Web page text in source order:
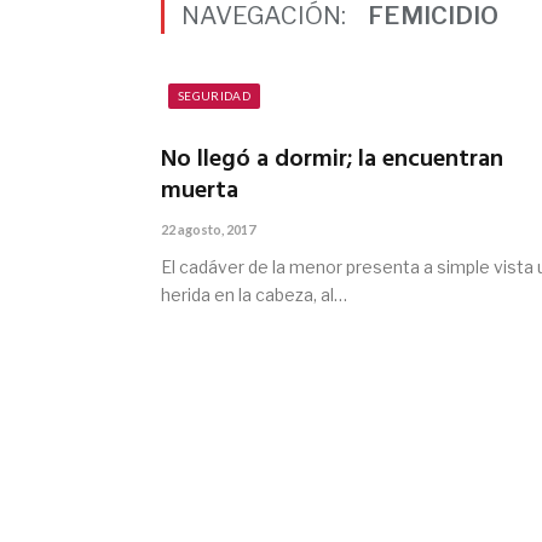
NAVEGACIÓN: FEMICIDIO
SEGURIDAD
No llegó a dormir; la encuentran
muerta
22 agosto, 2017
El cadáver de la menor presenta a simple vista
herida en la cabeza, al…